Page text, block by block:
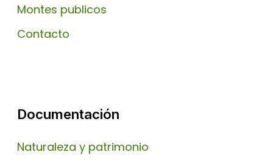
Montes publicos
Contacto
Documentación
Naturaleza y patrimonio